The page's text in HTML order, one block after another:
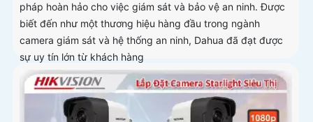
pháp hoàn hảo cho việc giám sát và bảo vệ an ninh. Được
biết đến như một thương hiệu hàng đầu trong ngành
camera giám sát và hệ thống an ninh, Dahua đã đạt được
sự uy tín lớn từ khách hàng